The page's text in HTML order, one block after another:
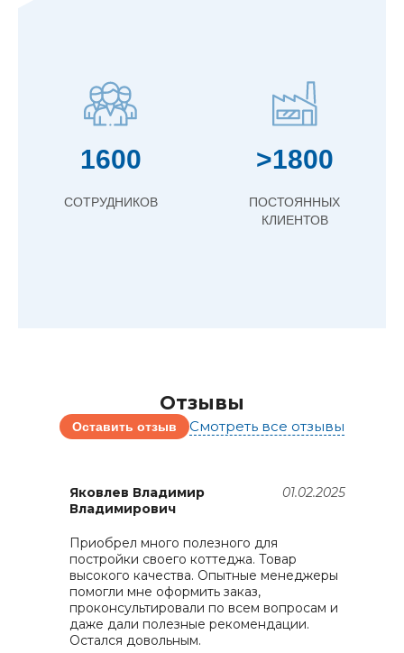
1600
СОТРУДНИКОВ
>1800
ПОСТОЯННЫХ
КЛИЕНТОВ
Отзывы
Оставить отзыв Смотреть все отзывы
Яковлев Владимир
Владимирович
01.02.2025
Приобрел много полезного для
постройки своего коттеджа. Товар
высокого качества. Опытные менеджеры
помогли мне оформить заказ,
проконсультировали по всем вопросам и
даже дали полезные рекомендации.
Остался довольным.